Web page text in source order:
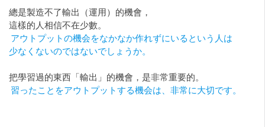
總是製造不了輸出（運用）的機會，
這樣的人相信不在少數。
アウトプットの機会をなかなか作れずにいるという人は
少なくないのではないでしょうか。
把學習過的東西「輸出」的機會，是非常重要的。
習ったことをアウトプットする機会は、非常に大切です。